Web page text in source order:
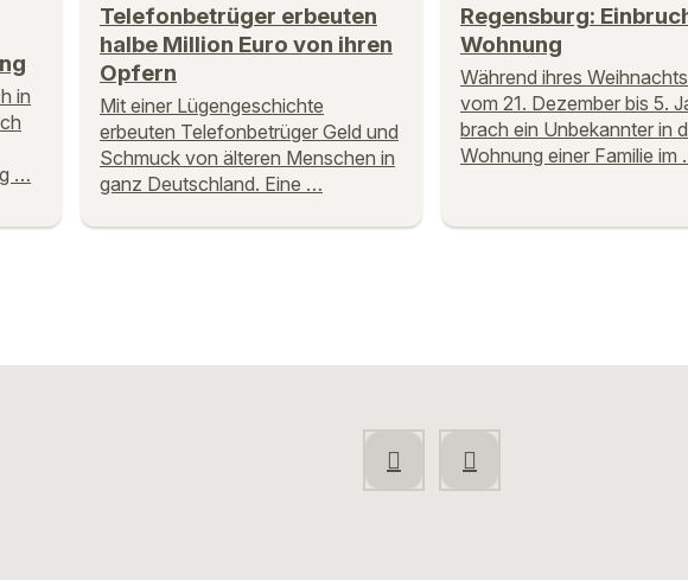
in
…
Telefonbetrüger erbeuten
halbe Million Euro von ihren
Opfern
Mit einer Lügengeschichte
erbeuten Telefonbetrüger Geld und
Schmuck von älteren Menschen in
ganz Deutschland. Eine …
Regensburg:
Wohnung
Während ihres
vom 21. Dezember bis 5.
brach ein Unbekannter in
Wohnung einer Familie im